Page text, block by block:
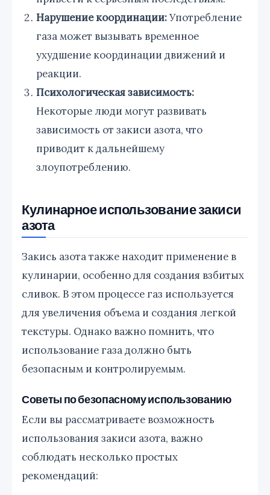
Нарушение координации:Употребление
газа может вызывать временное
ухудшение координации движений и
реакции.
Психологическая зависимость:
Некоторые люди могут развивать
зависимость от закиси азота, что
приводит к дальнейшему
злоупотреблению.
Кулинарное использование закиси
азота
Закись азота также находит применение в
кулинарии, особенно для создания взбитых
сливок. В этом процессе газ используется
для увеличения объема и создания легкой
текстуры. Однако важно помнить, что
использование газа должно быть
безопасным и контролируемым.
Советы по безопасному использованию
Если вы рассматриваете возможность
использования закиси азота, важно
соблюдать несколько простых
рекомендаций: